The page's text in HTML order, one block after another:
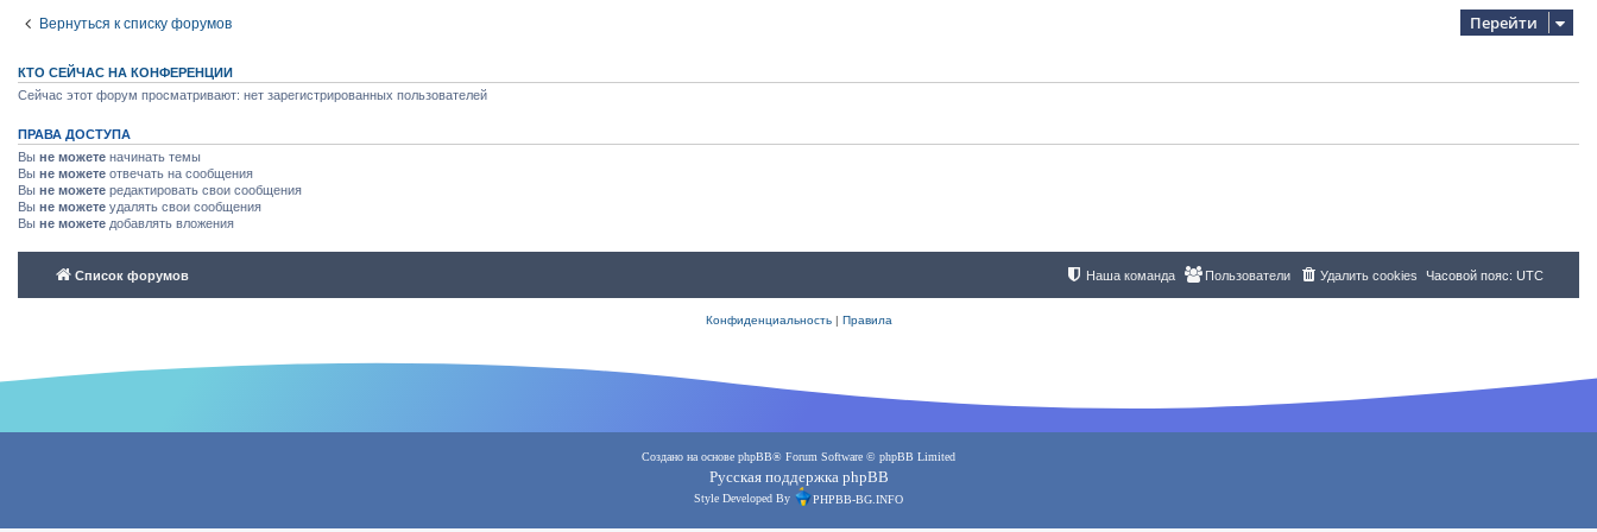
Вернуться к списку форумов Перейти
КТО СЕЙЧАС НА КОНФЕРЕНЦИИ
Сейчас этот форум просматривают: нет зарегистрированных пользователей
ПРАВА ДОСТУПА
Вы не можете начинать темы
Вы не можете отвечать на сообщения
Вы не можете редактировать свои сообщения
Вы не можете удалять свои сообщения
Вы не можете добавлять вложения
Список форумов Часовой пояс: UTC
Удалить cookies
Пользователи
Наша команда
Конфиденциальность| Правила
Создано на основе phpBB® Forum Software © phpBB Limited
Русская поддержка phpBB
Style Developed By PHPBB-BG.INFO